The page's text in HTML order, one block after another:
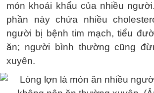
món khoái khẩu của nhiều
phần này chứa nhiều
người bị bệnh tim mạch, tiểu
ăn; người bình thường cũng
xuyên.